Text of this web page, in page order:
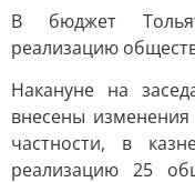
В бюджет
реализацию
Накануне на
внесены
частности, в
реализацию 25